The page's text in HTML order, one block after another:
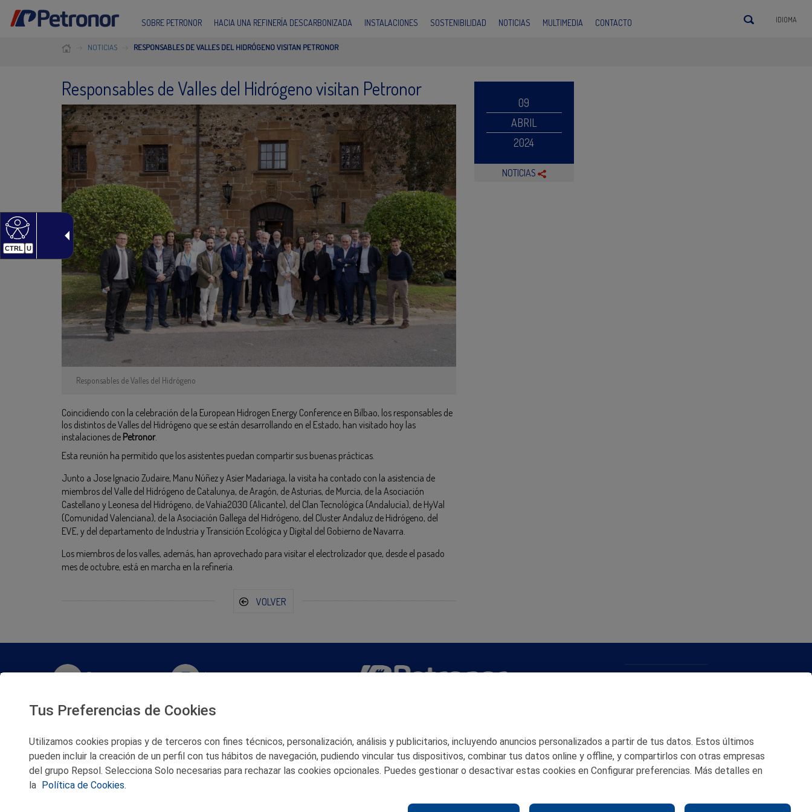
CTRL U
SOBRE PETRONOR HACIA UNA REFINERÍA DESCARBONIZADA INSTALACIONES SOSTENIBILIDAD NOTICIAS MULTIMEDIA CONTACTO IDIOMA
NOTICIAS RESPONSABLES DE VALLES DEL HIDRÓGENO VISITAN PETRONOR
Responsables de Valles del Hidrógeno visitan Petronor
Responsables de Valles del Hidrógeno
Coincidiendo con la celebración de la European Hidrogen Energy Conference en Bilbao, los responsables de
los distintos de Valles del Hidrógeno que se están desarrollando en el Estado, han visitado hoy las
instalaciones de Petronor.
Esta reunión ha permitido que los asistentes puedan compartir sus buenas prácticas.
Junto a Jose Ignacio Zudaire, Manu Núñez y Asier Madariaga, la visita ha contado con la asistencia de
miembros del Valle del Hidrógeno de Catalunya, de Aragón, de Asturias, de Murcia, de la Asociación
Castellano y Leonesa del Hidrógeno, de Vahia2030 (Alicante), del Clan Tecnológica (Andalucía), de HyVal
(Comunidad Valenciana), de la Asociación Gallega del Hidrógeno, del Cluster Andaluz de Hidrógeno, del
EVE, y del departamento de Industria y Transición Ecológica y Digital del Gobierno de Navarra.
Los miembros de los valles, además, han aprovechado para visitar el electrolizador que, desde el pasado
mes de octubre, está en marcha en la refinería.
VOLVER
09
ABRIL
2024
NOTICIAS
Twitter
Facebook
Youtube
Flickr
Instagram
Slideshare
Soundcloud © 2026 Petronor S.A.
POLITICA DE COOKIES
Tus Preferencias de Cookies
Utilizamos cookies propias y de terceros con fines técnicos, personalización, análisis y publicitarios, incluyendo anuncios personalizados a partir de tus datos. Estos últimos
pueden incluir la creación de un perfil con tus hábitos de navegación, pudiendo vincular tus dispositivos, combinar tus datos online y offline, y compartirlos con otras empresas
del grupo Repsol. Selecciona Solo necesarias para rechazar las cookies opcionales. Puedes gestionar o desactivar estas cookies en Configurar preferencias. Más detalles en
la Política de Cookies.